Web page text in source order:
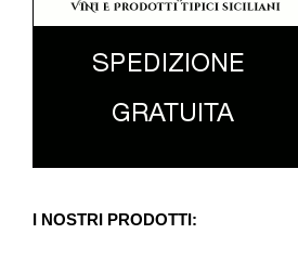
I NOSTRI PRODOTTI: